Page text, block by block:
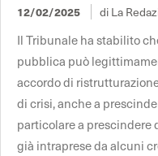
12/02/2025 di La
Il Tribunale ha stabilito
pubblica può
accordo di
di crisi, anche a
particolare a prescindere
già intraprese da alcuni